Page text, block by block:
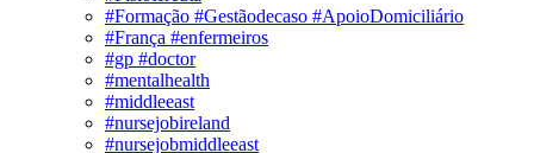
#Formação #Gestãodecaso #ApoioDomiciliário
#França #enfermeiros
#gp #doctor
#mentalhealth
#middleeast
#nursejobireland
#nursejobmiddleeast